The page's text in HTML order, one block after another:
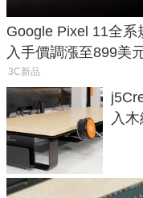
Google Pixel 11全系
入手價調漲至899美
3C新品
入